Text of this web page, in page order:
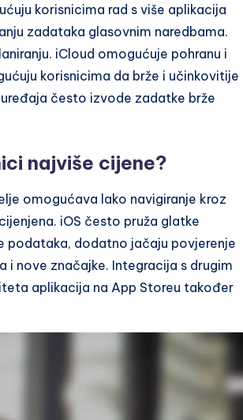
korisnicima rad s više aplikacija
zadataka glasovnim naredbama.
iCloud omogućuje pohranu i
korisnicima da brže i učinkovitije
često izvode zadatke brže
najviše cijene?
omogućava lako navigiranje kroz
iOS često pruža glatke
podataka, dodatno jačaju povjerenje
i nove značajke. Integracija s drugim
aplikacija na App Storeu također